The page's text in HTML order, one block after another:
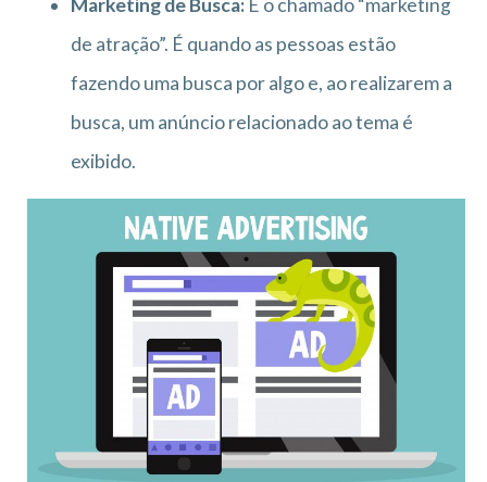
Marketing de Busca: É o chamado “marketing
de atração”. É quando as pessoas estão
fazendo uma busca por algo e, ao realizarem a
busca, um anúncio relacionado ao tema é
exibido.